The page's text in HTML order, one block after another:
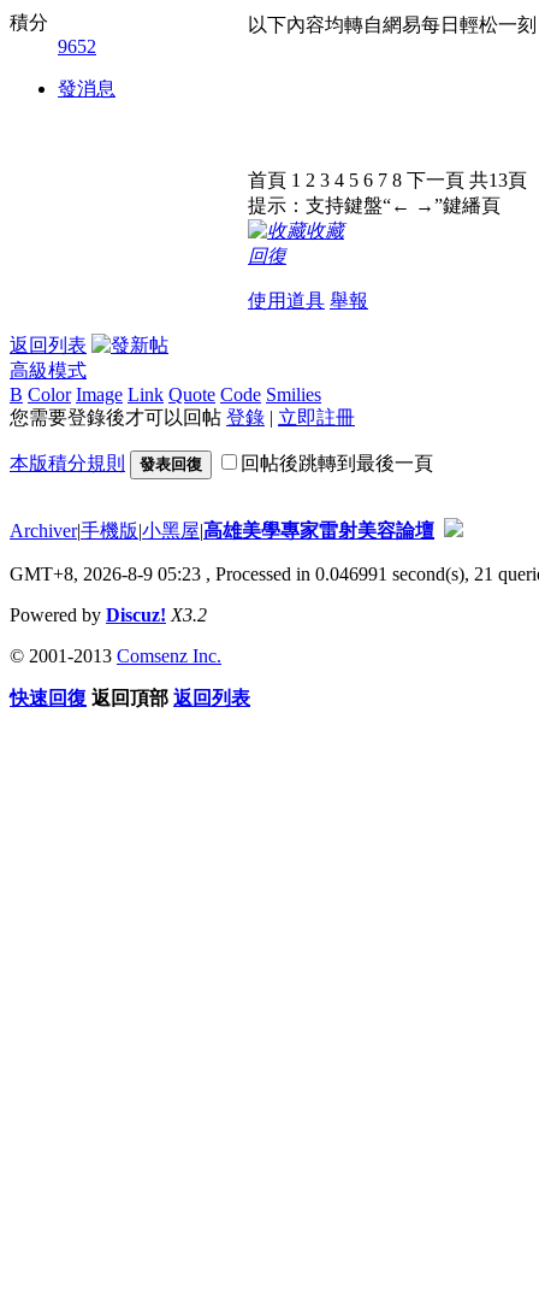
積分
9652
發消息
以下內容均轉自網易每日輕松一刻
首頁 1 2 3 4 5 6 7 8 下一頁 共13頁
提示：支持鍵盤“← →”鍵繙頁
收藏
回復
使用道具 舉報
返回列表
高級模式
B Color Image Link Quote Code Smilies
您需要登錄後才可以回帖 登錄 | 立即註冊
本版積分規則 發表回復 回帖後跳轉到最後一頁
Archiver|手機版|小黑屋|高雄美學專家雷射美容論壇
GMT+8, 2026-8-9 05:23 , Processed in 0.046991 second(s), 21
Powered by Discuz! X3.2
© 2001-2013 Comsenz Inc.
快速回復 返回頂部 返回列表